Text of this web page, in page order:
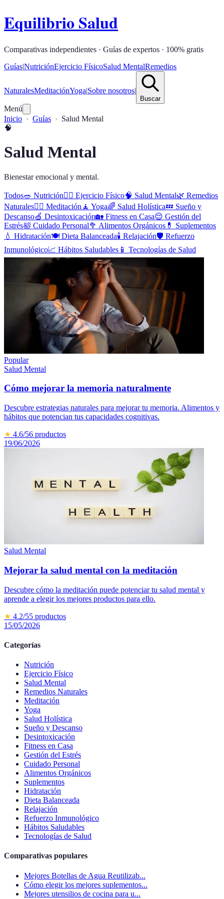
Equilibrio Salud
Comparativas independientes · Guías de expertos · 100% gratis
Guías|NutriciónEjercicio FísicoSalud MentalRemedios
NaturalesMeditaciónYoga|Sobre nosotros|
Buscar
Menú
Inicio
Guías
Salud Mental
🧠
Salud Mental
Bienestar emocional y mental.
Todos🥗 Nutrición🏋️‍♂️ Ejercicio Físico🧠 Salud Mental🌿 Remedios
Naturales🧘‍♀️ Meditación 🧘 Yoga🌈 Salud Holística💤 Sueño y
Descanso🍏 Desintoxicación🏡 Fitness en Casa😌 Gestión del
Estrés🛀 Cuidado Personal🥦 Alimentos Orgánicos 💊
Suplementos
💧 Hidratación🍽️ Dieta Balanceada🕯️ Relajación🛡️ Refuerzo
Inmunológico📈 Hábitos Saludables 📱 Tecnologías de Salud
Popular
Salud Mental
Cómo mejorar la memoria naturalmente
Descubre estrategias naturales para mejorar tu memoria. Alimentos y
hábitos que potencian tus capacidades cognitivas.
★ 4.6/56 productos
19/06/2026
Salud Mental
Mejorar la salud mental con la meditación
Descubre cómo la meditación puede potenciar tu salud mental y
aprende a elegir los mejores productos para ello.
★ 4.2/55 productos
15/05/2026
Categorías
Nutrición
Ejercicio Físico
Salud Mental
Remedios Naturales
Meditación
Yoga
Salud Holística
Sueño y Descanso
Desintoxicación
Fitness en Casa
Gestión del Estrés
Cuidado Personal
Alimentos Orgánicos
Suplementos
Hidratación
Dieta Balanceada
Relajación
Refuerzo Inmunológico
Hábitos Saludables
Tecnologías de Salud
Comparativas populares
Mejores Botellas de Agua Reutilizab...
Cómo elegir los mejores suplementos...
Mejores utensilios de cocina para u...